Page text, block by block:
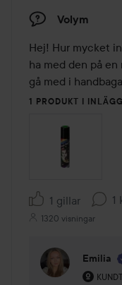
Volym
Hej! Hur mycket
ha med den på en
gå med i
1 PRODUKT I
1 gillar 1
1320 visningar
Emilia